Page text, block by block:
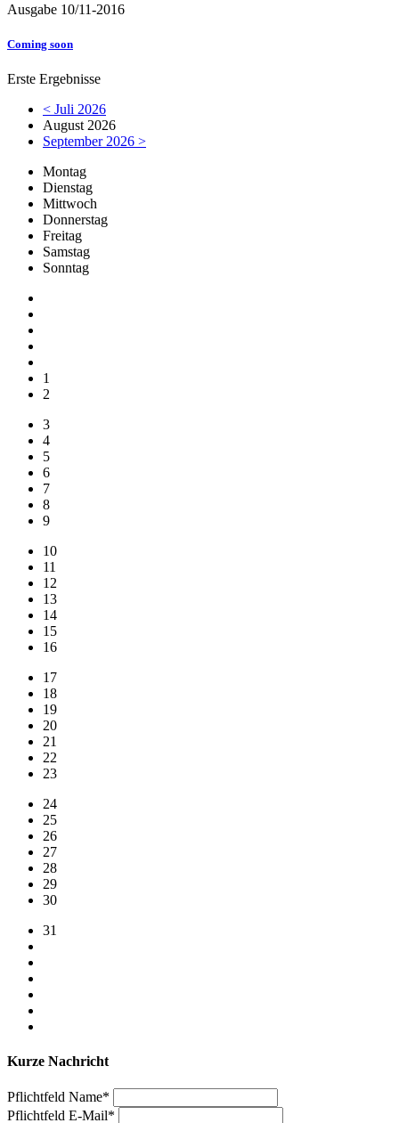
Ausgabe 10/11-2016
Coming soon
Erste Ergebnisse
< Juli 2026
August 2026
September 2026 >
Montag
Dienstag
Mittwoch
Donnerstag
Freitag
Samstag
Sonntag
1
2
3
4
5
6
7
8
9
10
11
12
13
14
15
16
17
18
19
20
21
22
23
24
25
26
27
28
29
30
31
Kurze Nachricht
Pflichtfeld Name*
Pflichtfeld E-Mail*